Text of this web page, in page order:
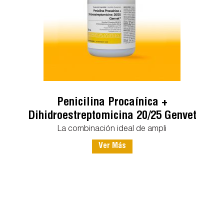
Penicilina Procaínica +
Dihidroestreptomicina 20/25 Genvet
La combinación ideal de ampli
Ver Más